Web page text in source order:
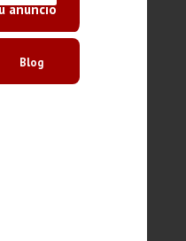
anuncio
Blog